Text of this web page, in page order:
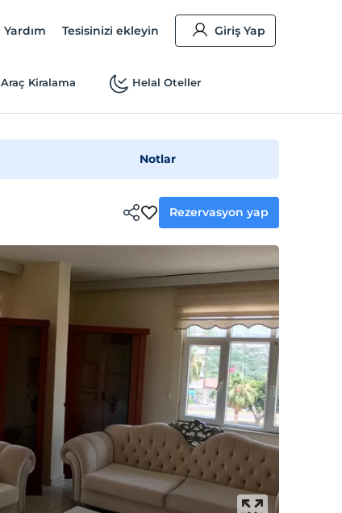
Yardım Tesisinizi ekleyin Giriş Yap
Araç Kiralama Helal Oteller
Notlar
Rezervasyon yap